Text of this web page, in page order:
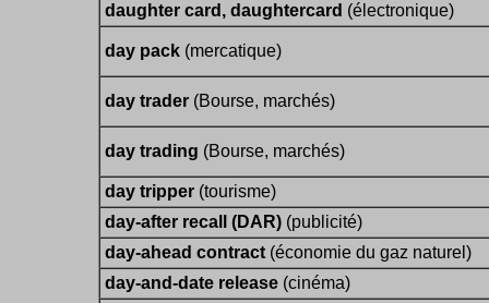
daughter card, daughtercard (électronique)
day pack (mercatique)
day trader (Bourse, marchés)
day trading (Bourse, marchés)
day tripper (tourisme)
day-after recall (DAR) (publicité)
day-ahead contract (économie du gaz naturel)
day-and-date release (cinéma)